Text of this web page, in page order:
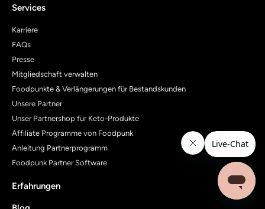
Services
Karriere
FAQs
Presse
Mitgliedschaft verwalten
Foodpunkte & Verlängerungen für Bestandskunden
Unsere Partner
Unser Partnershop für Keto-Produkte
Affiliate Programme von Foodpunk
Anleitung Partnerprogramm
Foodpunk Partner Software
Erfahrungen